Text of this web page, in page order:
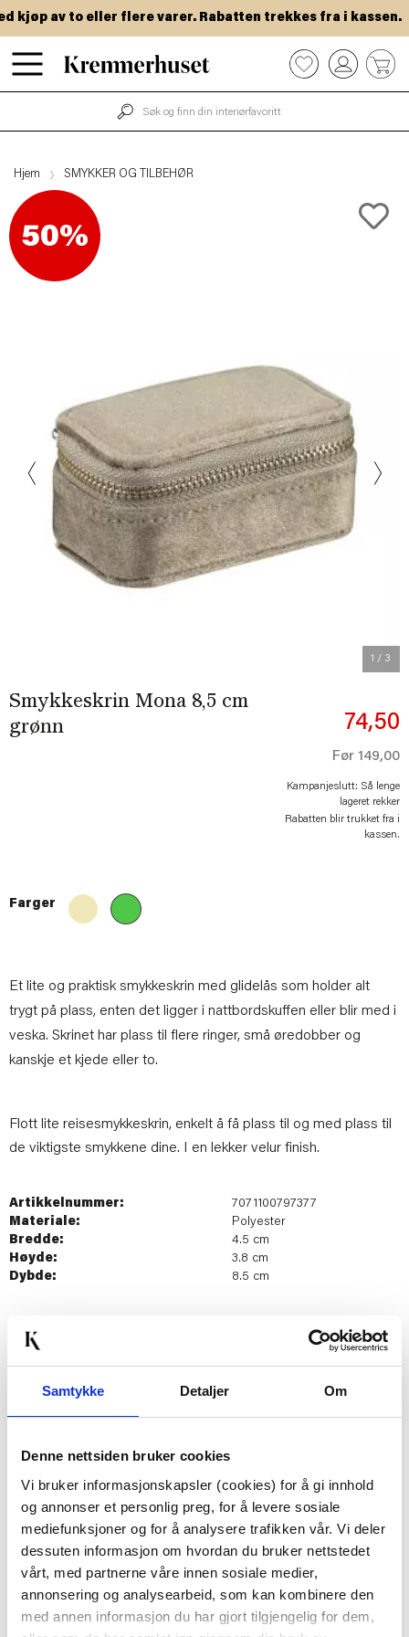
Samtykke Detaljer Om
Denne nettsiden bruker cookies
Vi bruker informasjonskapsler (cookies) for å gi innhold
og annonser et personlig preg, for å levere sosiale
mediefunksjoner og for å analysere trafikken vår. Vi deler
dessuten informasjon om hvordan du bruker nettstedet
vårt, med partnerne våre innen sosiale medier,
annonsering og analysearbeid, som kan kombinere den
med annen informasjon du har gjort tilgjengelig for dem,
Hopp
til
kjøp av to eller flere varer. Rabatten trekkes fra i kassen.
0
Hjem SMYKKER OG TILBEHØR
50%
1 / 3
Previous
Smykkeskrin Mona 8,5 cm
grønn
74,50
Før 149,00
Kampanjeslutt: Så lenge
lageret rekker
Rabatten blir trukket fra i
kassen.
Farger
Et lite og praktisk smykkeskrin med glidelås som holder alt
trygt på plass, enten det ligger i nattbordskuffen eller blir med i
veska. Skrinet har plass til flere ringer, små øredobber og
kanskje et kjede eller to.
Flott lite reisesmykkeskrin, enkelt å få plass til og med plass til
de viktigste smykkene dine. I en lekker velur finish.
Artikkelnummer:
7071100797377
Materiale:
Polyester
Bredde:
4.5 cm
Høyde:
3.8 cm
Dybde:
8.5 cm
Last ned bilde
LYSFAT RILLE 27 CM X
40X140CM